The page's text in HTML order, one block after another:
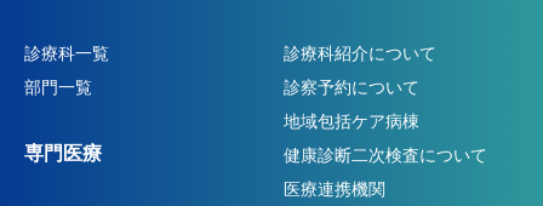
診療科一覧
部門一覧
専門医療
診療科紹介について
診察予約について
地域包括ケア病棟
健康診断二次検査について
医療連携機関